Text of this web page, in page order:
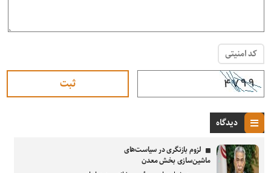
کد امنیتی
دیدگاه
لزوم بازنگری در سیاست‌های
ماشین‌سازی بخش معدن